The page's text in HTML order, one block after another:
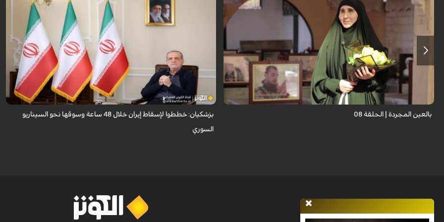
برنامج "بالعين المجردة" هو توثيق إنسانيٌّ شجاعٌ للحياة تحت وطأة الحرب، حيث
نستمع فيه إلى شهاداتٍ حيّةٍ لأشخاص عايشوا التفجيرات والدمار، فنرى بعيونهم
بالعين المجردة | الحلقة 08
قال الرئيس الايراني مسعود بزشكيان ان الأعداء وضعوا خططًا وتصوروا أن
بإمكانهم السيطرة على إيران خلال 48 ساعة كما فعلوا مع سوريا.
بزشكيان: خططوا لإسقاط إيران خلال 48 ساعة وسوقها نحو السيناريو
السوري